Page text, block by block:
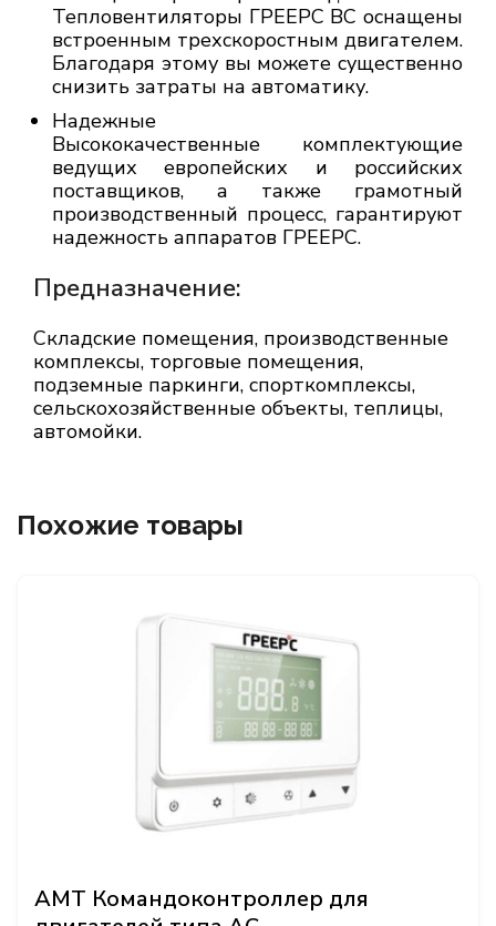
Тепловентиляторы ГРЕЕРС ВС оснащены
встроенным трехскоростным двигателем.
Благодаря этому вы можете существенно
снизить затраты на автоматику.
Надежные
Высококачественные комплектующие
ведущих европейских и российских
поставщиков, а также грамотный
производственный процесс, гарантируют
надежность аппаратов ГРЕЕРС.
Предназначение:
Cкладские помещения, производственные
комплексы, торговые помещения,
подземные паркинги, спорткомплексы,
сельскохозяйственные объекты, теплицы,
автомойки.
Похожие товары
AMT Командоконтроллер для